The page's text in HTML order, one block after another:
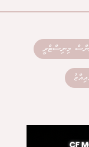
މިނިސްޓްރީ